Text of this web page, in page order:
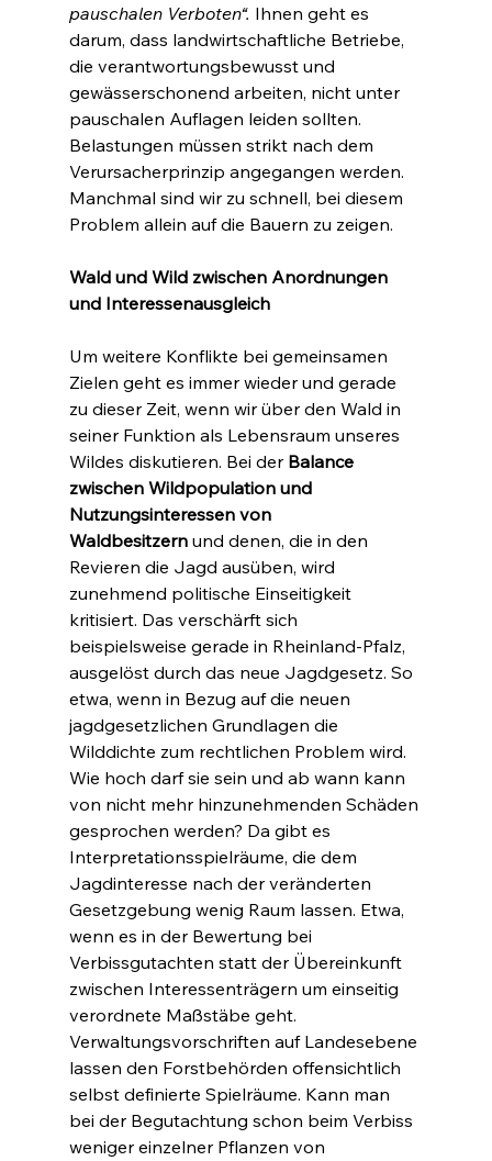
pauschalen Verboten“. Ihnen geht es
darum, dass landwirtschaftliche Betriebe,
die verantwortungsbewusst und
gewässerschonend arbeiten, nicht unter
pauschalen Auflagen leiden sollten.
Belastungen müssen strikt nach dem
Verursacherprinzip angegangen werden.
Manchmal sind wir zu schnell, bei diesem
Problem allein auf die Bauern zu zeigen.
Wald und Wild zwischen Anordnungen
und Interessenausgleich
Um weitere Konflikte bei gemeinsamen
Zielen geht es immer wieder und gerade
zu dieser Zeit, wenn wir über den Wald in
seiner Funktion als Lebensraum unseres
Wildes diskutieren. Bei der Balance
zwischen Wildpopulation und
Nutzungsinteressen von
Waldbesitzern und denen, die in den
Revieren die Jagd ausüben, wird
zunehmend politische Einseitigkeit
kritisiert. Das verschärft sich
beispielsweise gerade in Rheinland-Pfalz,
ausgelöst durch das neue Jagdgesetz. So
etwa, wenn in Bezug auf die neuen
jagdgesetzlichen Grundlagen die
Wilddichte zum rechtlichen Problem wird.
Wie hoch darf sie sein und ab wann kann
von nicht mehr hinzunehmenden Schäden
gesprochen werden? Da gibt es
Interpretationsspielräume, die dem
Jagdinteresse nach der veränderten
Gesetzgebung wenig Raum lassen. Etwa,
wenn es in der Bewertung bei
Verbissgutachten statt der Übereinkunft
zwischen Interessenträgern um einseitig
verordnete Maßstäbe geht.
Verwaltungsvorschriften auf Landesebene
lassen den Forstbehörden offensichtlich
selbst definierte Spielräume. Kann man
bei der Begutachtung schon beim Verbiss
weniger einzelner Pflanzen von